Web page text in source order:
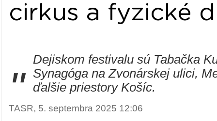
cirkus a fyzické
"
Dejiskom festivalu sú Tabačka
Synagóga na Zvonárskej ulici,
ďalšie priestory Košíc.
TASR, 5. septembra 2025 12:06